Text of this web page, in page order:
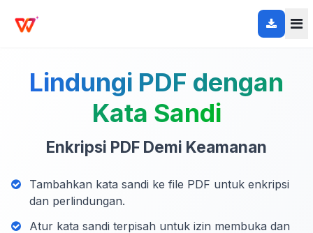
Lindungi PDF dengan
Kata Sandi
Enkripsi PDF Demi Keamanan
Tambahkan kata sandi ke file PDF untuk enkripsi
dan perlindungan.
Atur kata sandi terpisah untuk izin membuka dan